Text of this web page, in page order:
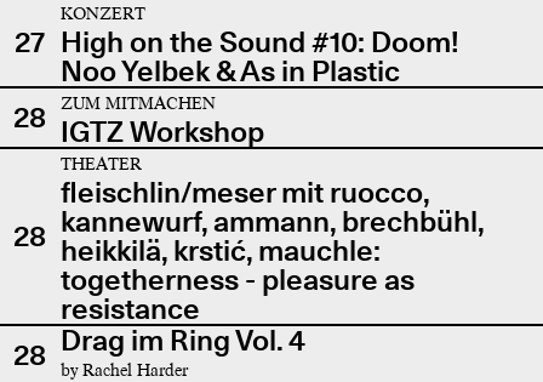
27
KONZERT
High on the Sound #10: Doom!
Noo Yelbek & As in Plastic
28
ZUM MITMACHEN
IGTZ Workshop
28
THEATER
fleischlin/meser mit ruocco,
kannewurf, ammann, brechbühl,
heikkilä, krstić, mauchle:
togetherness - pleasure as
resistance
28 Drag im Ring Vol. 4
by Rachel Harder